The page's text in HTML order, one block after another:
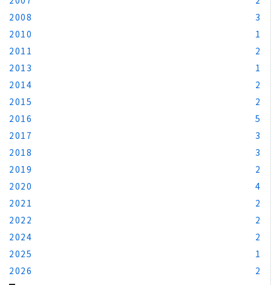
2008
3
2010
1
2011
2
2013
1
2014
2
2015
2
2016
5
2017
3
2018
3
2019
2
2020
4
2021
2
2022
2
2024
2
2025
1
2026
2